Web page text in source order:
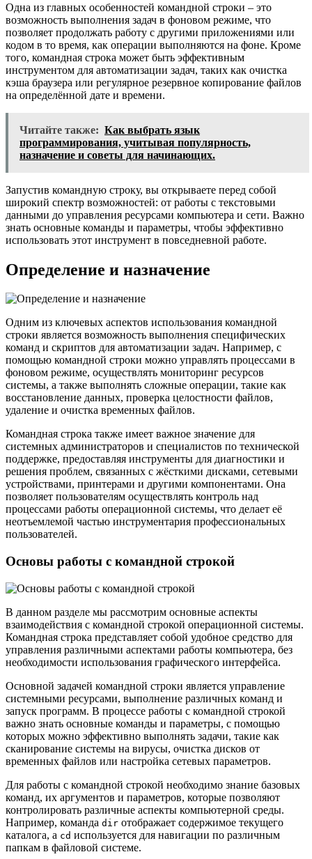
Одна из главных особенностей командной строки – это
возможность выполнения задач в фоновом режиме, что
позволяет продолжать работу с другими приложениями или
кодом в то время, как операции выполняются на фоне. Кроме
того, командная строка может быть эффективным
инструментом для автоматизации задач, таких как очистка
кэша браузера или регулярное резервное копирование файлов
на определённой дате и времени.
Читайте также: Как выбрать язык
программирования, учитывая популярность,
назначение и советы для начинающих.
Запустив командную строку, вы открываете перед собой
широкий спектр возможностей: от работы с текстовыми
данными до управления ресурсами компьютера и сети. Важно
знать основные команды и параметры, чтобы эффективно
использовать этот инструмент в повседневной работе.
Определение и назначение
Одним из ключевых аспектов использования командной
строки является возможность выполнения специфических
команд и скриптов для автоматизации задач. Например, с
помощью командной строки можно управлять процессами в
фоновом режиме, осуществлять мониторинг ресурсов
системы, а также выполнять сложные операции, такие как
восстановление данных, проверка целостности файлов,
удаление и очистка временных файлов.
Командная строка также имеет важное значение для
системных администраторов и специалистов по технической
поддержке, предоставляя инструменты для диагностики и
решения проблем, связанных с жёсткими дисками, сетевыми
устройствами, принтерами и другими компонентами. Она
позволяет пользователям осуществлять контроль над
процессами работы операционной системы, что делает её
неотъемлемой частью инструментария профессиональных
пользователей.
Основы работы с командной строкой
В данном разделе мы рассмотрим основные аспекты
взаимодействия с командной строкой операционной системы.
Командная строка представляет собой удобное средство для
управления различными аспектами работы компьютера, без
необходимости использования графического интерфейса.
Основной задачей командной строки является управление
системными ресурсами, выполнение различных команд и
запуск программ. В процессе работы с командной строкой
важно знать основные команды и параметры, с помощью
которых можно эффективно выполнять задачи, такие как
сканирование системы на вирусы, очистка дисков от
временных файлов или настройка сетевых параметров.
Для работы с командной строкой необходимо знание базовых
команд, их аргументов и параметров, которые позволяют
контролировать различные аспекты компьютерной среды.
Например, команда dir отображает содержимое текущего
каталога, а cd используется для навигации по различным
папкам в файловой системе.